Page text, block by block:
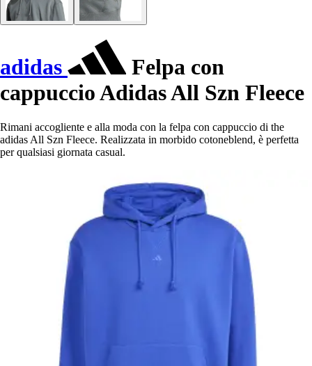
adidas
Felpa con
cappuccio Adidas All Szn Fleece
Rimani accogliente e alla moda con la felpa con cappuccio di the
adidas All Szn Fleece. Realizzata in morbido cotoneblend, è perfetta
per qualsiasi giornata casual.